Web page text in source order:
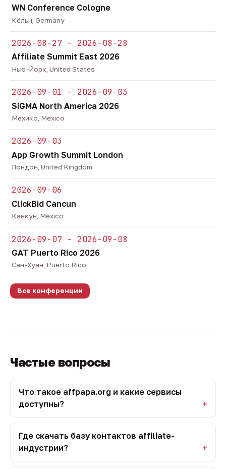
WN Conference Cologne
Кёльн, Germany
2026-08-27 - 2026-08-28
Affiliate Summit East 2026
Нью-Йорк, United States
2026-09-01 - 2026-09-03
SiGMA North America 2026
Мехико, Mexico
2026-09-03
App Growth Summit London
Лондон, United Kingdom
2026-09-06
ClickBid Cancun
Канкун, Mexico
2026-09-07 - 2026-09-08
GAT Puerto Rico 2026
Сан-Хуан, Puerto Rico
Все конференции
Частые вопросы
Что такое affpapa.org и какие сервисы
доступны?
Где скачать базу контактов affiliate-
индустрии?